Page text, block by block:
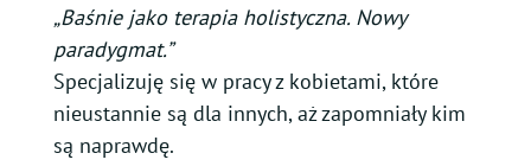
„Baśnie jako terapia holistyczna. Nowy
paradygmat.”
Specjalizuję się w pracy z kobietami, które
nieustannie są dla innych, aż zapomniały kim
są naprawdę.